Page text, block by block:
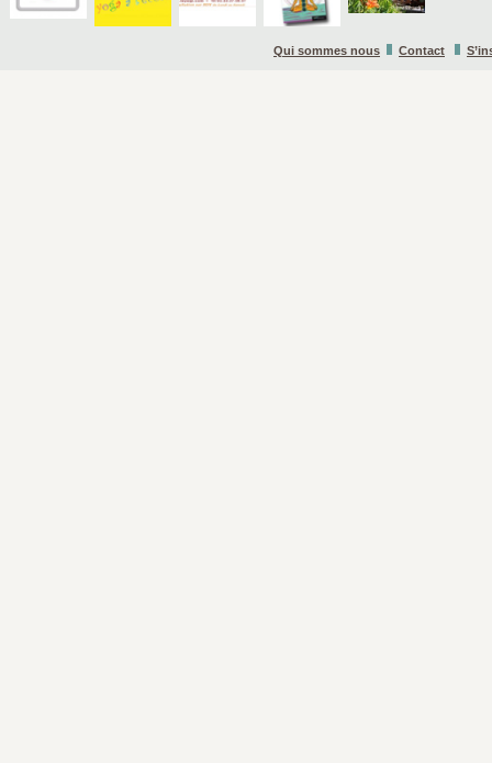
Qui sommes nous Contact